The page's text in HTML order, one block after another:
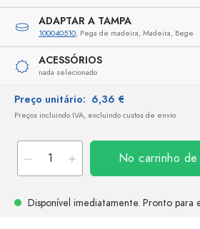
ADAPTAR A TAMPA
100040510, Pega de madeira, Madeira, Bege
ACESSÓRIOS
nada selecionado
Preço unitário: 6,36 €
Preços incluindo IVA, excluindo custos de envio
No carrinho de
Disponível imediatamente. Pronto para